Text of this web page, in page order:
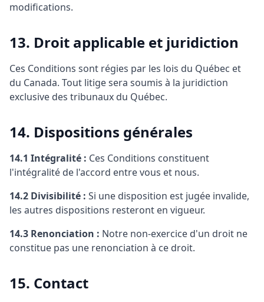
modifications.
13. Droit applicable et juridiction
Ces Conditions sont régies par les lois du Québec et
du Canada. Tout litige sera soumis à la juridiction
exclusive des tribunaux du Québec.
14. Dispositions générales
14.1 Intégralité : Ces Conditions constituent
l'intégralité de l'accord entre vous et nous.
14.2 Divisibilité : Si une disposition est jugée invalide,
les autres dispositions resteront en vigueur.
14.3 Renonciation : Notre non-exercice d'un droit ne
constitue pas une renonciation à ce droit.
15. Contact